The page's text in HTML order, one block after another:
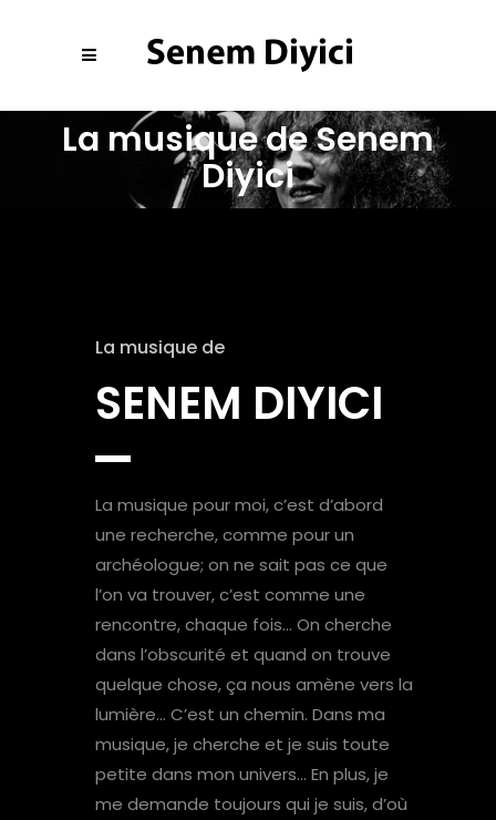
La musique de Senem
Diyici
La musique de
SENEM DIYICI
La musique pour moi, c’est d’abord
une recherche, comme pour un
archéologue; on ne sait pas ce que
l’on va trouver, c’est comme une
rencontre, chaque fois… On cherche
dans l’obscurité et quand on trouve
quelque chose, ça nous amène vers la
lumière… C’est un chemin. Dans ma
musique, je cherche et je suis toute
petite dans mon univers… En plus, je
me demande toujours qui je suis, d’où